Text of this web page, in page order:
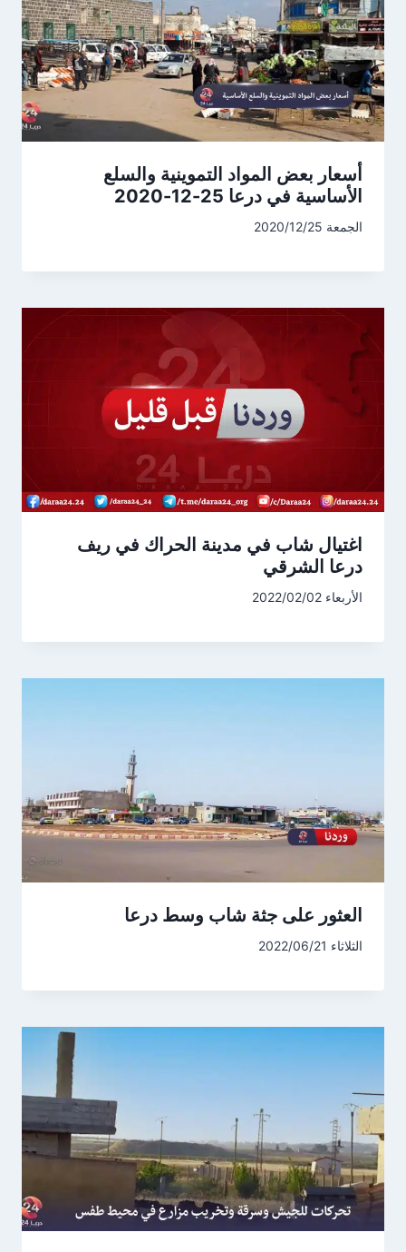
أسعار بعض المواد التموينية والسلع
الأساسية في درعا 25-12-2020
الجمعة 2020/12/25
اغتيال شاب في مدينة الحراك في ريف
درعا الشرقي
الأربعاء 2022/02/02
العثور على جثة شاب وسط درعا
الثلاثاء 2022/06/21